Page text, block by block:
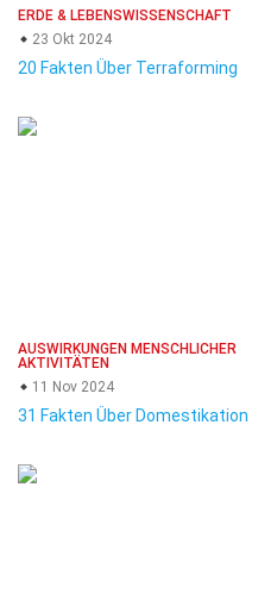
ERDE & LEBENSWISSENSCHAFT
23 Okt 2024
20 Fakten Über Terraforming
AUSWIRKUNGEN MENSCHLICHER
AKTIVITÄTEN
11 Nov 2024
31 Fakten Über Domestikation